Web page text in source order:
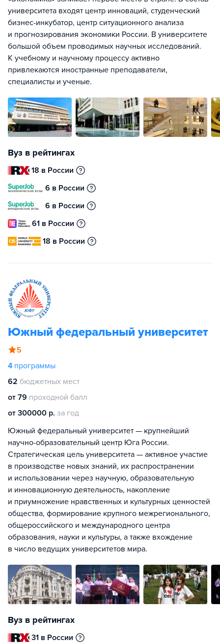
университета входят центр инноваций, студенческий
бизнес-инкубатор, центр ситуационного анализа
и прогнозирования экономики России. В университете
большой объем проводимых научных исследований.
К учебному и научному процессу активно
привлекаются иностранные преподаватели,
специалисты и ученые.
Вуз в рейтингах
18 в России
6 в России
6 в России
61 в России
18 в России
Южный федеральный университет
5
4 программы
62 бюджетных мест
от 79 проходной балл
от 300000 р. за год
Южный федеральный университет — крупнейший
научно-образовательный центр Юга России.
Стратегическая цель университета — активное участие
в производстве новых знаний, их распространении
и использовании через научную, образовательную
и инновационную деятельность, накопление
и приумножение нравственных и культурных ценностей
общества, формирование крупного межрегионального,
общероссийского и международного центра
образования, науки и культуры, а также вхождение
в число ведущих университетов мира.
Вуз в рейтингах
31 в России